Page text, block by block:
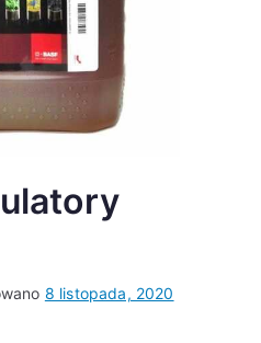
8 listopada, 2020